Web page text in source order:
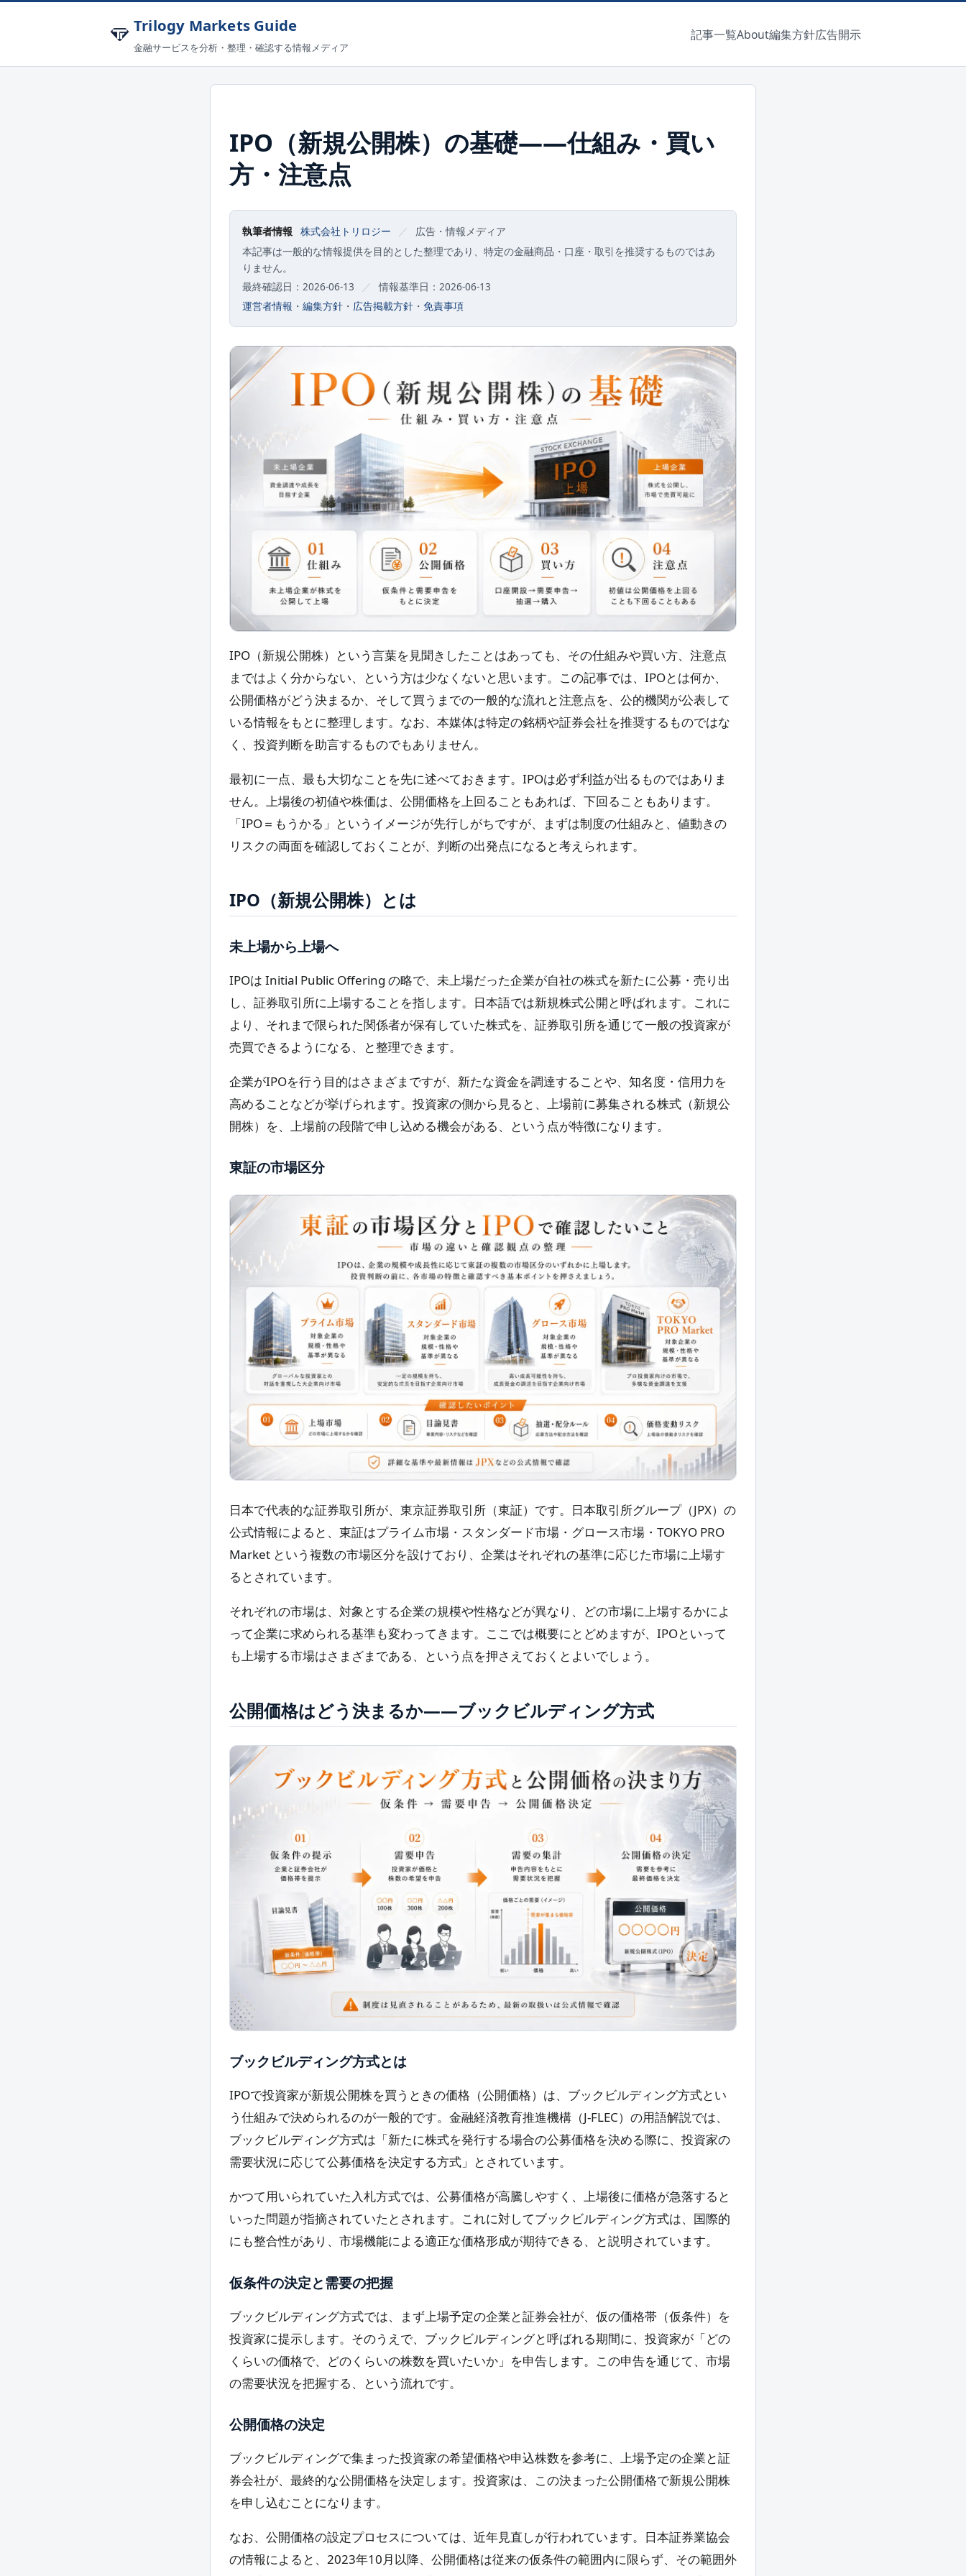
Trilogy Markets Guide
金融サービスを分析・整理・確認する情報メディア
記事一覧About編集方針広告開示
IPO（新規公開株）の基礎——仕組み・買い
方・注意点
執筆者情報 株式会社トリロジー ／
広告・情報メディア
本記事は一般的な情報提供を目的とした整理であり、特定の金融商品・口座・取引を推奨するものではあ
りません。
最終確認日：2026-06-13
／
情報基準日：2026-06-13
運営者情報 ・ 編集方針 ・ 広告掲載方針 ・ 免責事項
IPO（新規公開株）という言葉を見聞きしたことはあっても、その仕組みや買い方、注意点
まではよく分からない、という方は少なくないと思います。この記事では、IPOとは何か、
公開価格がどう決まるか、そして買うまでの一般的な流れと注意点を、公的機関が公表して
いる情報をもとに整理します。なお、本媒体は特定の銘柄や証券会社を推奨するものではな
く、投資判断を助言するものでもありません。
最初に一点、最も大切なことを先に述べておきます。IPOは必ず利益が出るものではありま
せん。上場後の初値や株価は、公開価格を上回ることもあれば、下回ることもあります。
「IPO＝もうかる」というイメージが先行しがちですが、まずは制度の仕組みと、値動きの
リスクの両面を確認しておくことが、判断の出発点になると考えられます。
IPO（新規公開株）とは
未上場から上場へ
IPOは Initial Public Offering の略で、未上場だった企業が自社の株式を新たに公募・売り出
し、証券取引所に上場することを指します。日本語では新規株式公開と呼ばれます。これに
より、それまで限られた関係者が保有していた株式を、証券取引所を通じて一般の投資家が
売買できるようになる、と整理できます。
企業がIPOを行う目的はさまざまですが、新たな資金を調達することや、知名度・信用力を
高めることなどが挙げられます。投資家の側から見ると、上場前に募集される株式（新規公
開株）を、上場前の段階で申し込める機会がある、という点が特徴になります。
東証の市場区分
日本で代表的な証券取引所が、東京証券取引所（東証）です。日本取引所グループ（JPX）の
公式情報によると、東証はプライム市場・スタンダード市場・グロース市場・TOKYO PRO
Market という複数の市場区分を設けており、企業はそれぞれの基準に応じた市場に上場す
るとされています。
それぞれの市場は、対象とする企業の規模や性格などが異なり、どの市場に上場するかによ
って企業に求められる基準も変わってきます。ここでは概要にとどめますが、IPOといって
も上場する市場はさまざまである、という点を押さえておくとよいでしょう。
公開価格はどう決まるか——ブックビルディング方式
ブックビルディング方式とは
IPOで投資家が新規公開株を買うときの価格（公開価格）は、ブックビルディング方式とい
う仕組みで決められるのが一般的です。金融経済教育推進機構（J-FLEC）の用語解説では、
ブックビルディング方式は「新たに株式を発行する場合の公募価格を決める際に、投資家の
需要状況に応じて公募価格を決定する方式」とされています。
かつて用いられていた入札方式では、公募価格が高騰しやすく、上場後に価格が急落すると
いった問題が指摘されていたとされます。これに対してブックビルディング方式は、国際的
にも整合性があり、市場機能による適正な価格形成が期待できる、と説明されています。
仮条件の決定と需要の把握
ブックビルディング方式では、まず上場予定の企業と証券会社が、仮の価格帯（仮条件）を
投資家に提示します。そのうえで、ブックビルディングと呼ばれる期間に、投資家が「どの
くらいの価格で、どのくらいの株数を買いたいか」を申告します。この申告を通じて、市場
の需要状況を把握する、という流れです。
公開価格の決定
ブックビルディングで集まった投資家の希望価格や申込株数を参考に、上場予定の企業と証
券会社が、最終的な公開価格を決定します。投資家は、この決まった公開価格で新規公開株
を申し込むことになります。
なお、公開価格の設定プロセスについては、近年見直しが行われています。日本証券業協会
の情報によると、2023年10月以降、公開価格は従来の仮条件の範囲内に限らず、その範囲外